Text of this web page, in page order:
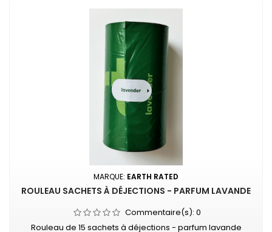
MARQUE: EARTH RATED
ROULEAU SACHETS À DÉJECTIONS - PARFUM LAVANDE
Commentaire(s): 0
Rouleau de 15 sachets à déjections - parfum lavande